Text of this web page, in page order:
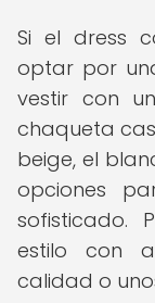
Si el dress
optar por
vestir con
chaqueta
beige, el
opciones
sofisticado.
estilo con
calidad o